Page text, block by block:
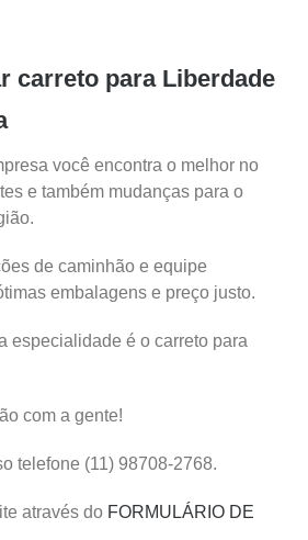
carreto para Liberdade
você encontra o melhor no
e também mudanças para o
de caminhão e equipe
embalagens e preço justo.
especialidade é o carreto para
com a gente!
telefone (11) 98708-2768.
através do FORMULÁRIO DE